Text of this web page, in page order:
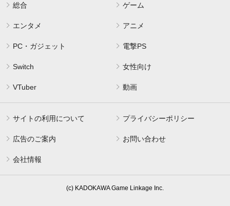
総合 ゲーム
エンタメ アニメ
PC・ガジェット 電撃PS
Switch 女性向け
VTuber 動画
サイトの利用について プライバシーポリシー
広告のご案内 お問い合わせ
会社情報
(c) KADOKAWA Game Linkage Inc.